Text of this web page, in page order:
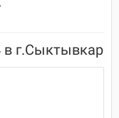
в г.Сыктывкар